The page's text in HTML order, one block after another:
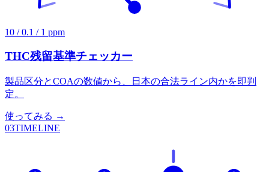
10 / 0.1 / 1 ppm
THC残留基準チェッカー
製品区分とCOAの数値から、日本の合法ライン内かを即判
定。
使ってみる →
03TIMELINE